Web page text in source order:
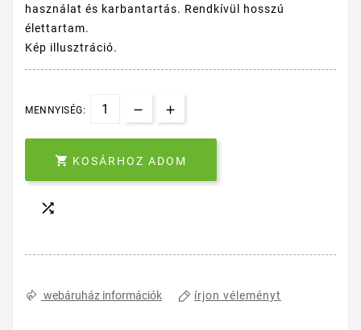
használat és karbantartás. Rendkívül hosszú
élettartam.
Kép illusztráció.
MENNYISÉG:
 KOSÁRHOZ ADOM

webáruház információk írjon véleményt